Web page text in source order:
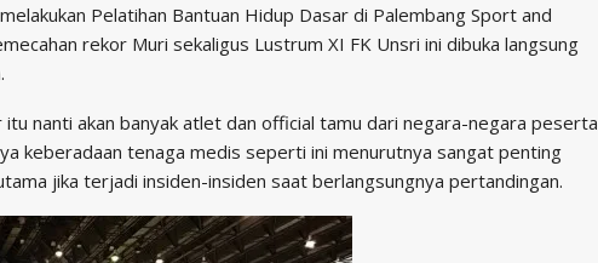
Pelatihan Bantuan Hidup Dasar di Palembang Sport and
rekor Muri sekaligus Lustrum XI FK Unsri ini dibuka langsung
nanti akan banyak atlet dan official tamu dari negara-negara peserta
keberadaan tenaga medis seperti ini menurutnya sangat penting
jika terjadi insiden-insiden saat berlangsungnya pertandingan.